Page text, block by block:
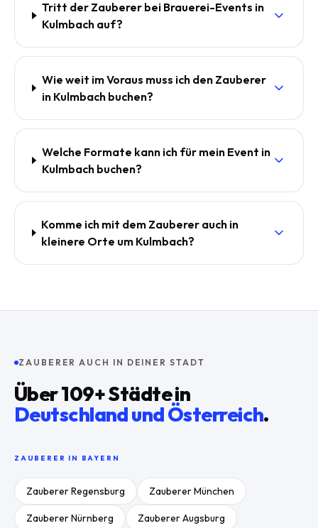
Tritt der Zauberer bei Brauerei-Events in
Kulmbach auf?
Wie weit im Voraus muss ich den Zauberer
in Kulmbach buchen?
Welche Formate kann ich für mein Event in
Kulmbach buchen?
Komme ich mit dem Zauberer auch in
kleinere Orte um Kulmbach?
ZAUBERER AUCH IN DEINER STADT
Über109+ Städte in
Deutschland und Österreich.
ZAUBERER IN BAYERN
ZaubererRegensburg ZaubererMünchen
ZaubererNürnberg ZaubererAugsburg